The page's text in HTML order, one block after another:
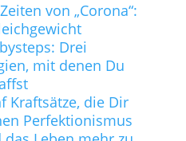
von „Corona“:
Drei
mit denen Du
Kraftsätze, die Dir
Perfektionismus